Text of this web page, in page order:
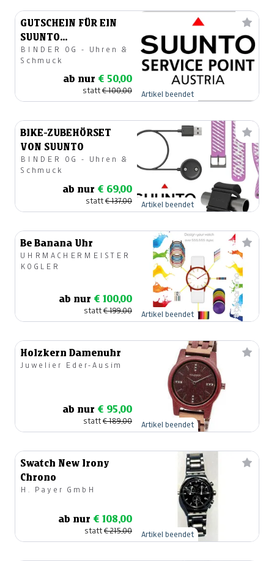
GUTSCHEIN FÜR EIN
SUUNTO
SPORTUHRENSERVICE
BINDER OG - Uhren &
Schmuck
ab nur € 50,00
statt€ 100,00 Artikel beendet
BIKE-ZUBEHÖRSET
VON SUUNTO
BINDER OG - Uhren &
Schmuck
ab nur € 69,00
statt€ 137,00 Artikel beendet
Be Banana Uhr
UHRMACHERMEISTER
KOGLER
ab nur € 100,00
statt€ 199,00 Artikel beendet
Holzkern Damenuhr
Juwelier Eder-Ausim
ab nur € 95,00
statt€ 189,00 Artikel beendet
Swatch New Irony
Chrono
H. Payer GmbH
ab nur € 108,00
statt€ 215,00 Artikel beendet